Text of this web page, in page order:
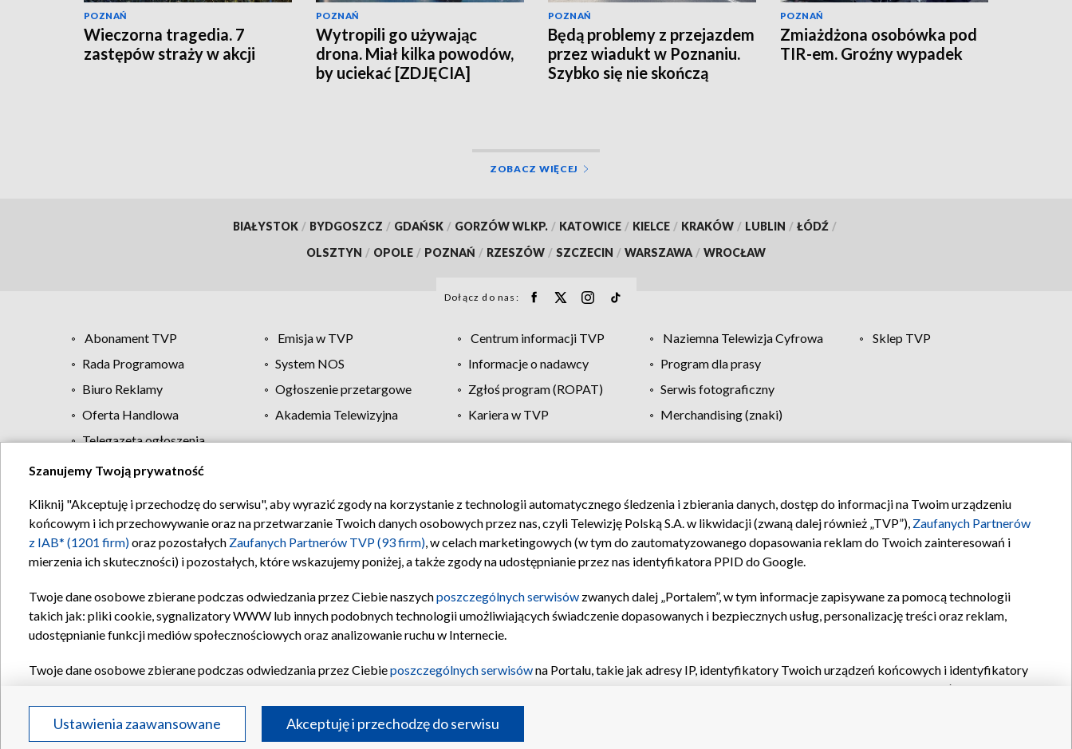
POZNAŃ
Wieczorna tragedia. 7
zastępów straży w akcji
POZNAŃ
Wytropili go używając
drona. Miał kilka powodów,
by uciekać [ZDJĘCIA]
POZNAŃ
Będą problemy z przejazdem
przez wiadukt w Poznaniu.
Szybko się nie skończą
POZNAŃ
Zmiażdżona osobówka pod
TIR-em. Groźny wypadek
ZOBACZ WIĘCEJ
BIAŁYSTOK / BYDGOSZCZ / GDAŃSK / GORZÓW WLKP. / KATOWICE / KIELCE / KRAKÓW / LUBLIN / ŁÓDŹ /
OLSZTYN / OPOLE / POZNAŃ / RZESZÓW / SZCZECIN / WARSZAWA / WROCŁAW
Dołącz do nas:
Abonament TVP Emisja w TVP Centrum informacji TVP Naziemna Telewizja Cyfrowa
Sklep TVP
Rada Programowa
System NOS Informacje o nadawcy
Program dla prasy
Biuro Reklamy
Ogłoszenie przetargowe Zgłoś program (ROPAT)
Serwis fotograficzny
Oferta Handlowa
Akademia Telewizyjna Kariera w TVP
Merchandising (znaki)
Telegazeta ogłoszenia
Regulamin TVP Polityka prywatności Moje zgody Pomoc Biuro reklamy Kontakt
Szanujemy Twoją prywatność
Kliknij "Akceptuję i przechodzę do serwisu", aby wyrazić zgody na korzystanie z technologii automatycznego śledzenia i zbierania danych, dostęp do informacji na Twoim urządzeniu
końcowym i ich przechowywanie oraz na przetwarzanie Twoich danych osobowych przez nas, czyli Telewizję Polską S.A. w likwidacji (zwaną dalej również „TVP”), Zaufanych Partnerów
z IAB* (1201 firm)oraz pozostałych Zaufanych Partnerów TVP (93 firm), w celach marketingowych (w tym do zautomatyzowanego dopasowania reklam do Twoich zainteresowań i
mierzenia ich skuteczności) i pozostałych, które wskazujemy poniżej, a także zgody na udostępnianie przez nas identyfikatora PPID do Google.
Twoje dane osobowe zbierane podczas odwiedzania przez Ciebie naszychposzczególnych serwisów zwanych dalej „Portalem”, w tym informacje zapisywane za pomocą technologii
takich jak: pliki cookie, sygnalizatory WWW lub innych podobnych technologii umożliwiających świadczenie dopasowanych i bezpiecznych usług, personalizację treści oraz reklam,
udostępnianie funkcji mediów społecznościowych oraz analizowanie ruchu w Internecie.
Twoje dane osobowe zbierane podczas odwiedzania przez Ciebieposzczególnych serwisówna Portalu, takie jak adresy IP, identyfikatory Twoich urządzeń końcowych i identyfikatory
oraz pozostałych
Partnerów TVPdla realizacji następujących celów i funkcji: przechowywania informacji na urządzeniu lub dostęp do nich, wyboru podstawowych reklam, wyboru spersonalizowanych
reklam, tworzenia profilu spersonalizowanych reklam, tworzenia profilu spersonalizowanych treści, wyboru spersonalizowanych treści, pomiaru wydajności reklam, pomiaru wydajności
Ustawienia zaawansowane Akceptuję i przechodzę do serwisu